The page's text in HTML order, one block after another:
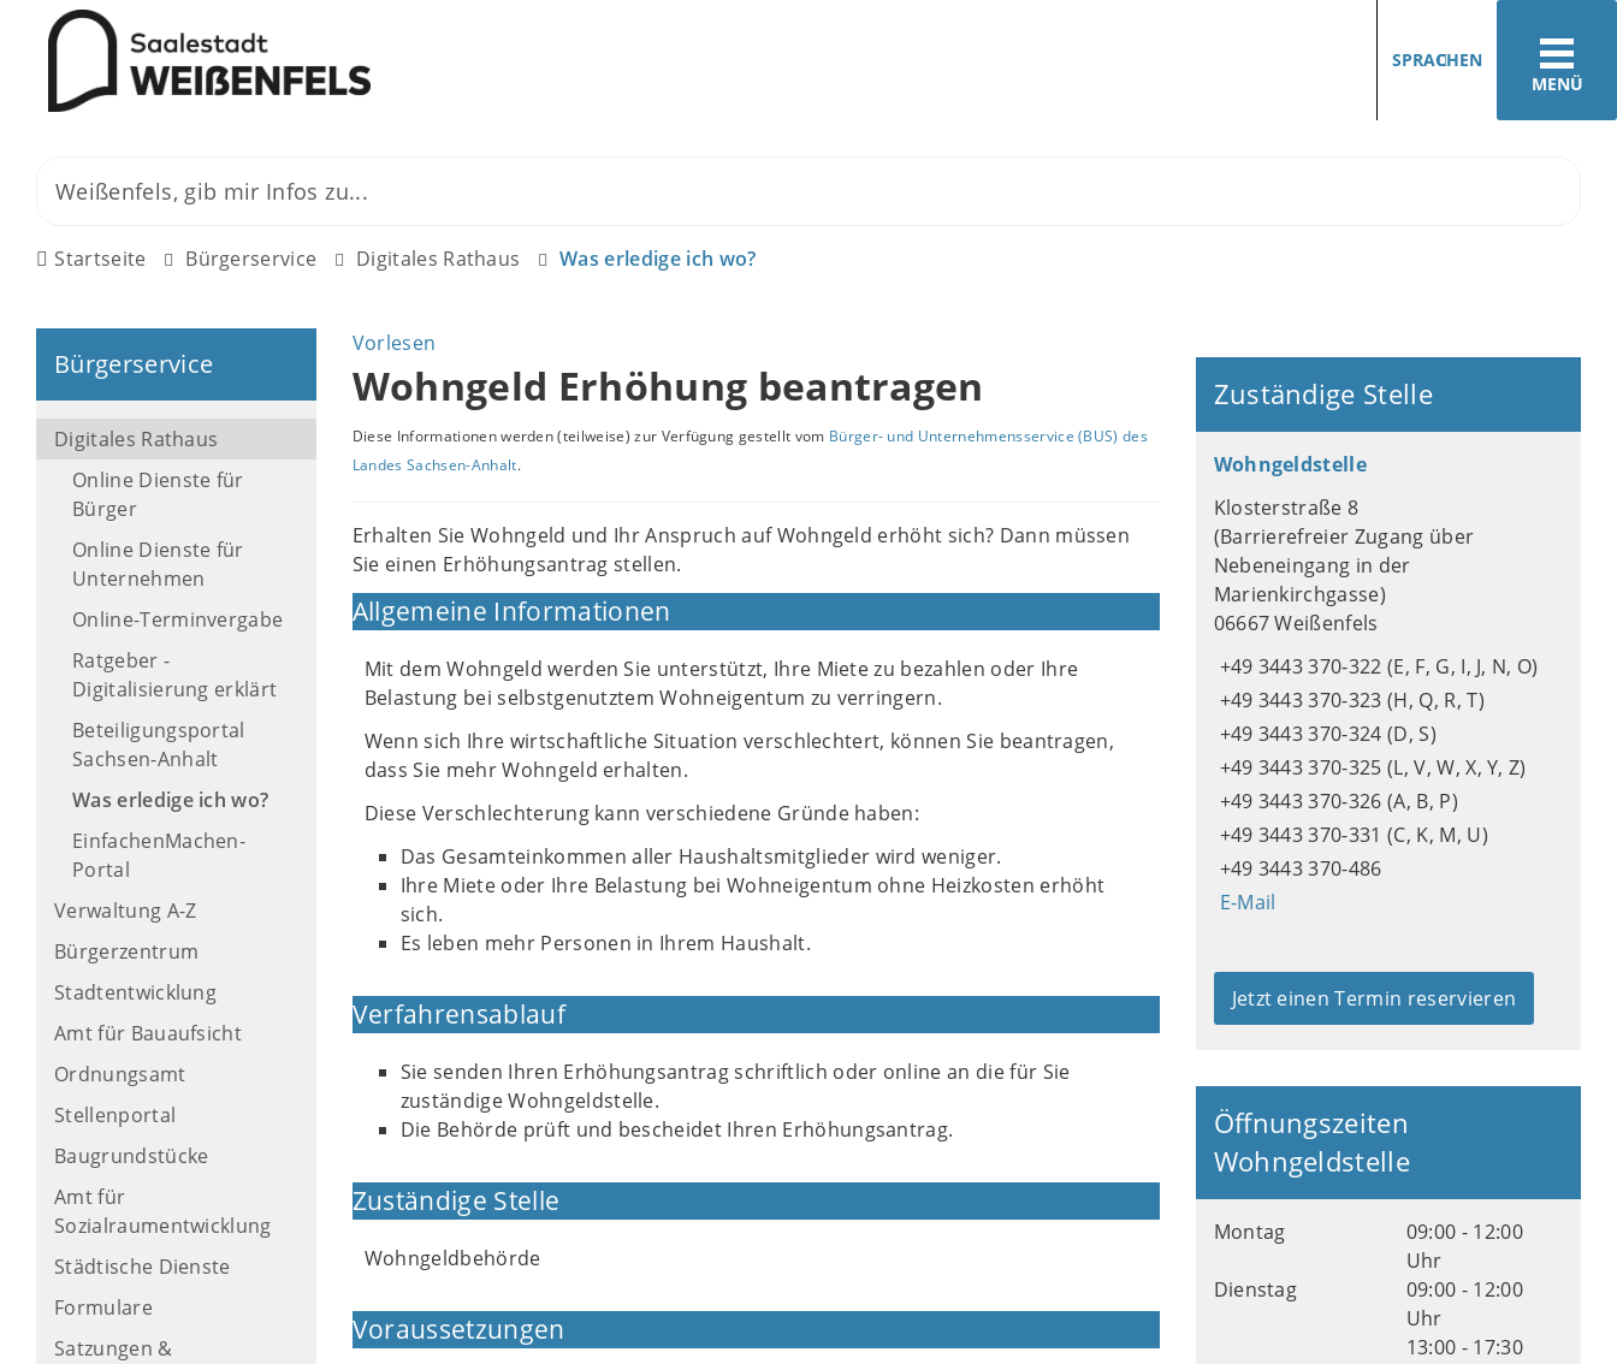
MENÜ
SPRACHEN
Startseite Bürgerservice Digitales Rathaus Was erledige ich wo?
Bürgerservice
Digitales Rathaus
Online Dienste für
Bürger
Online Dienste für
Unternehmen
Online-Terminvergabe
Ratgeber -
Digitalisierung erklärt
Beteiligungsportal
Sachsen-Anhalt
Was erledige ich wo?
EinfachenMachen-
Portal
Verwaltung A-Z
Bürgerzentrum
Stadtentwicklung
Amt für Bauaufsicht
Ordnungsamt
Stellenportal
Baugrundstücke
Amt für
Sozialraumentwicklung
Städtische Dienste
Formulare
Satzungen &
Vorlesen
Wohngeld Erhöhung beantragen
Diese Informationen werden (teilweise) zur Verfügung gestellt vom Bürger- und Unternehmensservice (BUS) des
Landes Sachsen-Anhalt.
Erhalten Sie Wohngeld und Ihr Anspruch auf Wohngeld erhöht sich? Dann müssen
Sie einen Erhöhungsantrag stellen.
Allgemeine Informationen
Mit dem Wohngeld werden Sie unterstützt, Ihre Miete zu bezahlen oder Ihre
Belastung bei selbstgenutztem Wohneigentum zu verringern.
Wenn sich Ihre wirtschaftliche Situation verschlechtert, können Sie beantragen,
dass Sie mehr Wohngeld erhalten.
Diese Verschlechterung kann verschiedene Gründe haben:
Das Gesamteinkommen aller Haushaltsmitglieder wird weniger.
Ihre Miete oder Ihre Belastung bei Wohneigentum ohne Heizkosten erhöht
sich.
Es leben mehr Personen in Ihrem Haushalt.
Verfahrensablauf
Sie senden Ihren Erhöhungsantrag schriftlich oder online an die für Sie
zuständige Wohngeldstelle.
Die Behörde prüft und bescheidet Ihren Erhöhungsantrag.
Zuständige Stelle
Wohngeldbehörde
Voraussetzungen
Zuständige Stelle
Wohngeldstelle
Klosterstraße 8
(Barrierefreier Zugang über
Nebeneingang in der
Marienkirchgasse)
06667 Weißenfels
+49 3443 370-322 (E, F, G, I, J, N, O)
+49 3443 370-323 (H, Q, R, T)
+49 3443 370-324 (D, S)
+49 3443 370-325 (L, V, W, X, Y, Z)
+49 3443 370-326 (A, B, P)
+49 3443 370-331 (C, K, M, U)
+49 3443 370-486
E-Mail
Jetzt einen Termin reservieren
Öffnungszeiten
Wohngeldstelle
Montag
09:00 - 12:00
Uhr
Dienstag
09:00 - 12:00
Uhr
13:00 - 17:30